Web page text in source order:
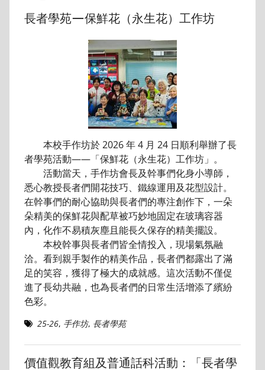
長者學苑—保鮮花（永生花）工作坊
本校手作坊於 2026 年 4 月 24 日順利舉辦了長
者學苑活動——「保鮮花（永生花）工作坊」。
活動當天，手作坊會長及幹事們化身小導師，
悉心教授長者們開花技巧、鐵線運用及花型設計。
在幹事們的耐心協助與長者們的專注創作下，一朵
朵精美的保鮮花與配草被巧妙地固定在玻璃容器
內，化作不易積灰塵且能長久保存的精美擺設。
本校幹事與長者們皆全情投入，現場氣氛融
洽。看到親手製作的精美作品，長者們都露出了滿
足的笑容，獲得了極大的成就感。這次活動不僅促
進了長幼共融，也為長者們的日常生活增添了繽紛
色彩。
25-26, 手作坊, 長者學苑
價值觀教育組及普通話科活動：「長者學